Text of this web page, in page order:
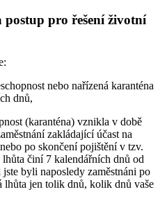
pro řešení životní
nebo nařízená karanténa
dnů,
(karanténa) vznikla v době
zakládající účast na
po skončení pojištění v tzv.
činí 7 kalendářních dnů od
byli naposledy zaměstnáni po
lhůta jen tolik dnů, kolik dnů vaše